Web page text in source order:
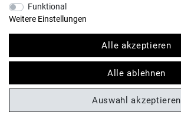
Funktional
Weitere Einstellungen
Alle akzeptieren
Alle ablehnen
Auswahl akzeptieren